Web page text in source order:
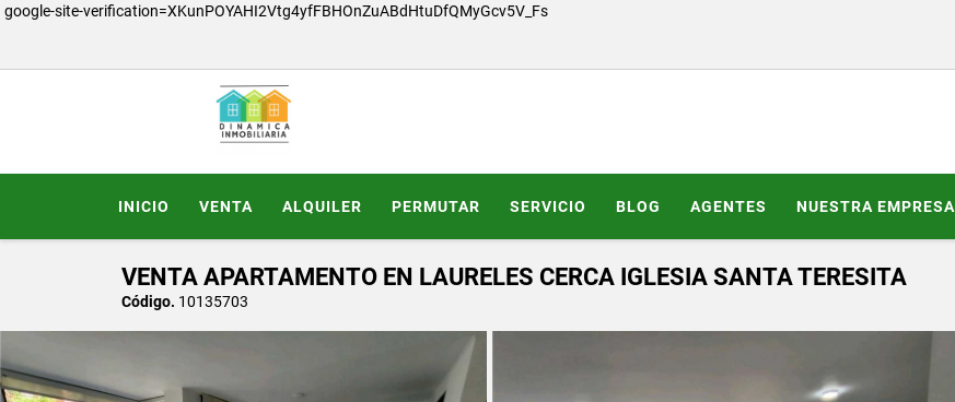
google-site-verification=XKunPOYAHI2Vtg4yfFBHOnZuABdHtuDfQMyGcv5V_Fs
INICIO VENTA ALQUILER PERMUTAR SERVICIO BLOG AGENTES NUESTRA EMPRESA
VENTA APARTAMENTO EN LAURELES CERCA IGLESIA SANTA TERESITA
Código. 10135703